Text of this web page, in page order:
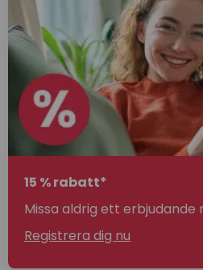
15 % rabatt*
Missa aldrig ett
Registrera dig nu